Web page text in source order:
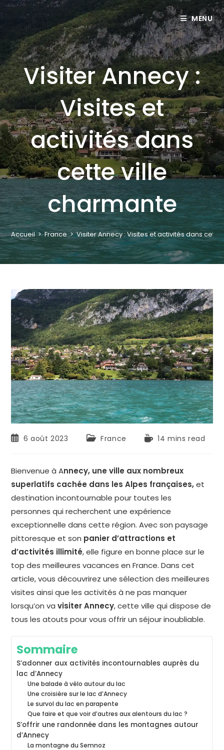
MENU
Visiter Annecy :
Visites et
activités dans
cette ville
charmante
Accueil > France > Visiter Annecy : Visites et activités dans
6 août 2023 France 14 mins read
Bienvenue à Annecy, une ville aux nombreux
superlatifs cachée dans les Alpes françaises,et
destination incontournable pour toutes les
personnes qui recherchent une expérience
exceptionnelle dans cette région. Avec son paysage
pittoresque et son panier d’attractions et
d’activités illimité, elle figure en bonne place sur le
top des meilleures vacances en France. Dans cet
article, vous découvrirez une sélection des meilleures
visites ainsi que les activités à ne pas manquer
lorsqu’on va visiter Annecy, cette ville qui dispose de
tous les atouts pour vous offrir un séjour inoubliable.
Sommaire
S’adonner aux activités incontournables auprès du
lac d’Annecy
Une balade à vélo autour du lac
Une croisière sur le lac d’Annecy
Le survol du lac en parapente
Que faire et que voir d’autres aux alentours du lac ?
S’offrir une randonnée dans les montagnes autour
d’Annecy
La montagne du Semnoz